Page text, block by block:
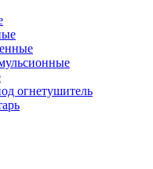
огнетушитель